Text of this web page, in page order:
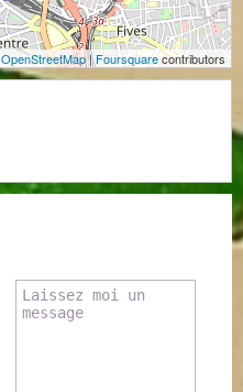
OpenStreetMap|Foursquarecontributors